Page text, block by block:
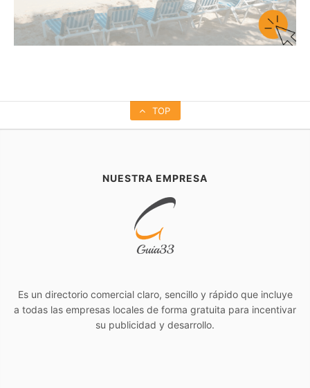
TOP
NUESTRA EMPRESA
Es un directorio comercial claro, sencillo y rápido que incluye
a todas las empresas locales de forma gratuita para incentivar
su publicidad y desarrollo.